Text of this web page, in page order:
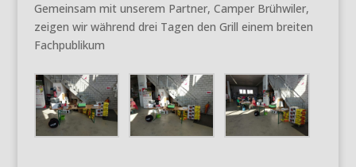
Gemeinsam mit unserem Partner, Camper Brühwiler,
zeigen wir während drei Tagen den Grill einem breiten
Fachpublikum